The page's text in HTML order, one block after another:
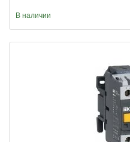
В наличии